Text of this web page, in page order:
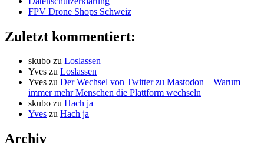
FPV Drone Shops Schweiz
Zuletzt kommentiert:
skubo zu Loslassen
Yves zu Loslassen
Yves zu Der Wechsel von Twitter zu Mastodon – Warum
immer mehr Menschen die Plattform wechseln
skubo zu Hach ja
Yves zu Hach ja
Archiv